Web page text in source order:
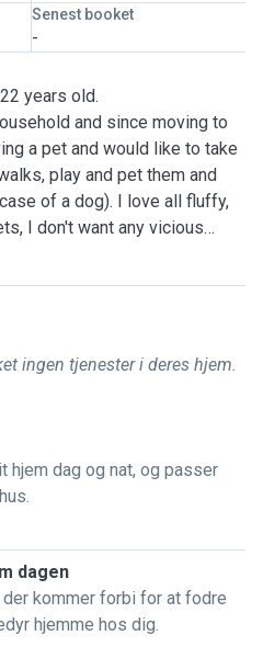
Senest booket
-
years old.
and since moving to
a pet and would like to take
play and pet them and
of a dog). I love all fluffy,
I don't want any vicious
enough to handle them.
from Spain, though my
I am currently learning
I moved to Denmark last year,
danish.
and responsible and I
dog or cat.
my family's and friends'
and have knowledge on
stay, home/pet sitting, going
and pets. Unfortunately, I
ingen tjenester i deres hjem.
hjem dag og nat, og passer
dagen
kommer forbi for at fodre
hjemme hos dig.